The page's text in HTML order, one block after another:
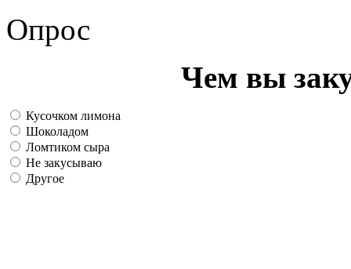
Опрос
Чем вы
Кусочком лимона
Шоколадом
Ломтиком сыра
Не закусываю
Другое